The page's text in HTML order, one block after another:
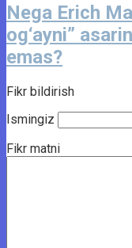
Nega Erich
og‘ayni”
emas?
Fikr bildirish
Ismingiz
Fikr matni